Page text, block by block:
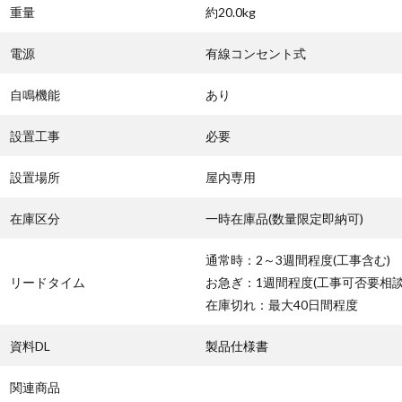
重量 約20.0kg
電源 有線コンセント式
自鳴機能 あり
設置工事 必要
設置場所 屋内専用
在庫区分 一時在庫品(数量限定即納可)
リードタイム
通常時：2～3週間程度(工事含む)
お急ぎ：1週間程度(工事可否要相
在庫切れ：最大40日間程度
資料DL 製品仕様書
関連商品